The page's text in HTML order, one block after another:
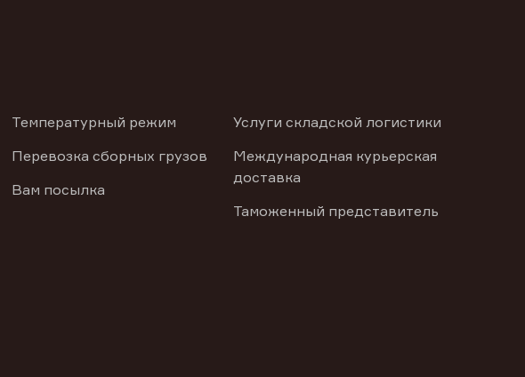
Температурный режим
Перевозка сборных грузов
Вам посылка
Услуги складской логистики
Международная курьерская
доставка
Таможенный представитель